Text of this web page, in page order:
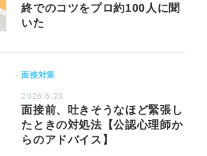
終でのコツをプロ約100人に聞
いた
面接対策
2026.6.23
面接前、吐きそうなほど緊張し
たときの対処法【公認心理師か
らのアドバイス】